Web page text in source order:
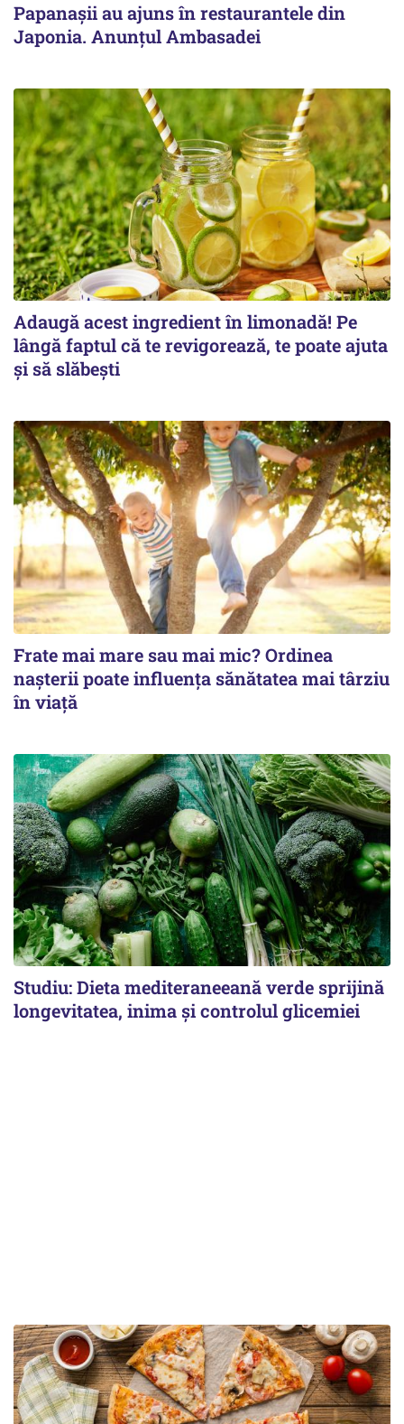
Papanașii au ajuns în restaurantele din
Japonia. Anunțul Ambasadei
Adaugă acest ingredient în limonadă! Pe
lângă faptul că te revigorează, te poate ajuta
și să slăbești
Frate mai mare sau mai mic? Ordinea
nașterii poate influența sănătatea mai târziu
în viață
Studiu: Dieta mediteraneeană verde sprijină
longevitatea, inima și controlul glicemiei